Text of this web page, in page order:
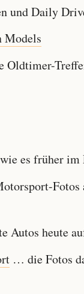
und Daily
Models
es früher im
Fotos
heute
… die Fotos